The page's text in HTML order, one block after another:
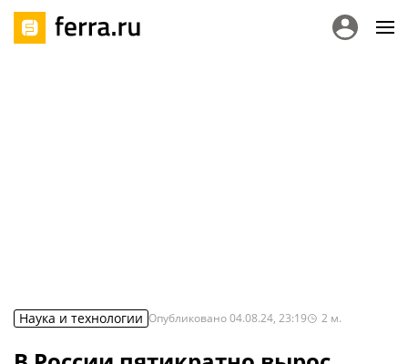
Наука и технологии Опубликовано04.08.24, 23:19 2 м.